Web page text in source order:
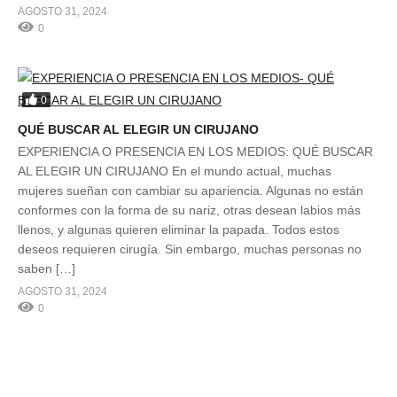
AGOSTO 31, 2024
0
0
QUÉ BUSCAR AL ELEGIR UN CIRUJANO
EXPERIENCIA O PRESENCIA EN LOS MEDIOS: QUÉ BUSCAR
AL ELEGIR UN CIRUJANO En el mundo actual, muchas
mujeres sueñan con cambiar su apariencia. Algunas no están
conformes con la forma de su nariz, otras desean labios más
llenos, y algunas quieren eliminar la papada. Todos estos
deseos requieren cirugía. Sin embargo, muchas personas no
saben […]
AGOSTO 31, 2024
0